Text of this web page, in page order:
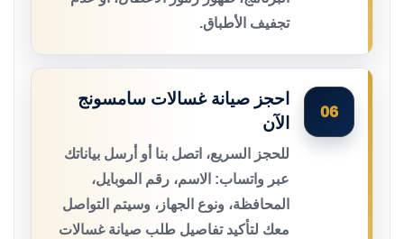
تجفيف الأطباق.
06
احجز صيانة غسالات سامسونج
الآن
للحجز السريع، اتصل بنا أو أرسل بياناتك
عبر واتساب: الاسم، رقم الموبايل،
المحافظة، ونوع الجهاز، وسيتم التواصل
معك لتأكيد تفاصيل طلب صيانة غسالات